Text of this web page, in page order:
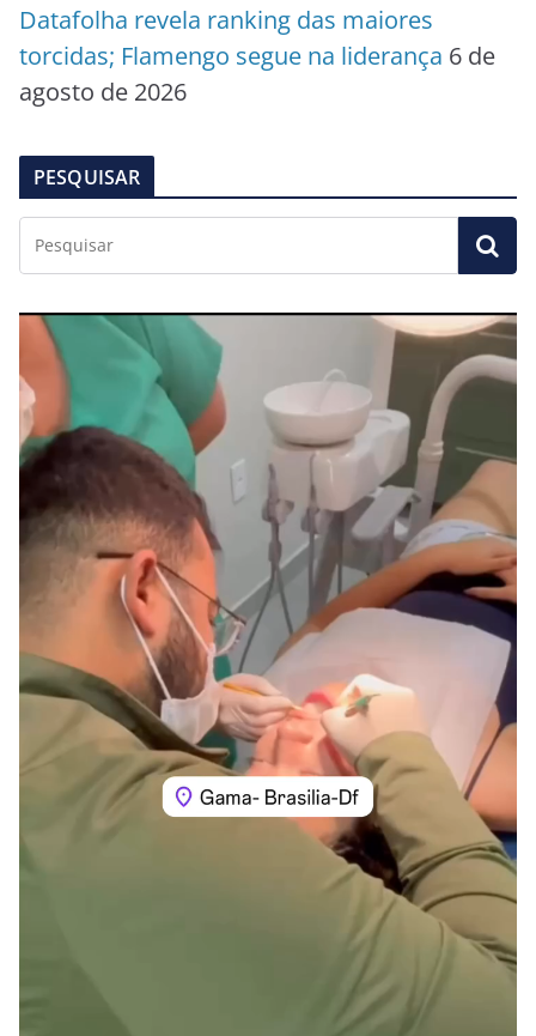
Datafolha revela ranking das maiores
torcidas; Flamengo segue na liderança 6 de
agosto de 2026
PESQUISAR